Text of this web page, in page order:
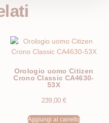
Orologio uomo Citizen
Crono Classic CA4630-
53X
239,00 €
Aggiungi al carrello